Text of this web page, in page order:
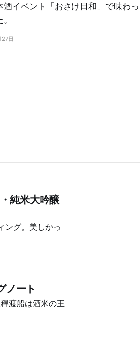
酒イベント「おさけ日和」で味わ
27日
純米大吟醸
ング。美しかっ
ノート
渡船は酒米の王